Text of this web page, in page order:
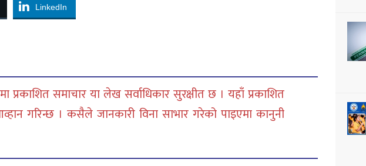
LinkedIn
प्रकाशित समाचार या लेख सर्वाधिकार सुरक्षीत छ । यहाँ प्रकाशित
गरिन्छ । कसैले जानकारी विना साभार गरेको पाइएमा कानुनी